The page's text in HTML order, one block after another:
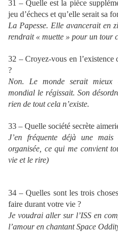
31 – Quelle est la pièce
jeu d’échecs et qu’elle serait sa
La Papesse. Elle avancerait en
rendrait « muette » pour un tour
32 – Croyez-vous en l’existence
?
Non. Le monde serait
mondial le régissait. Son
rien de tout cela n’existe.
33 – Quelle société secrète
J’en fréquente déjà une
organisée, ce qui me convient
vie et le rire)
34 – Quelles sont les trois
faire durant votre vie ?
Je voudrai aller sur l’ISS en
l’amour en chantant Space